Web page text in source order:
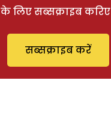
के लिए सब्सक्राइब करिए
सब्सक्राइब करें